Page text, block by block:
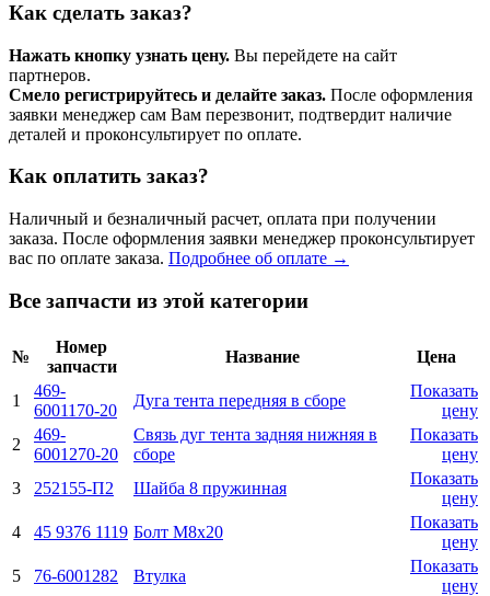
Как сделать заказ?
Нажать кнопку узнать цену. Вы перейдете на сайт
партнеров.
Смело регистрируйтесь и делайте заказ. После оформления
заявки менеджер сам Вам перезвонит, подтвердит наличие
деталей и проконсультирует по оплате.
Как оплатить заказ?
Наличный и безналичный расчет, оплата при получении
заказа. После оформления заявки менеджер проконсультирует
вас по оплате заказа. Подробнее об оплате →
Все запчасти из этой категории
№
Номер
запчасти
Название Цена
1
469-
6001170-20
Дуга тента передняя в сборе
Показать
цену
2
469-
6001270-20
Связь дуг тента задняя нижняя в
сборе
Показать
цену
3
252155-П2 Шайба 8 пружинная
Показать
цену
4
45 9376 1119 Болт М8х20
Показать
цену
5
76-6001282 Втулка
Показать
цену